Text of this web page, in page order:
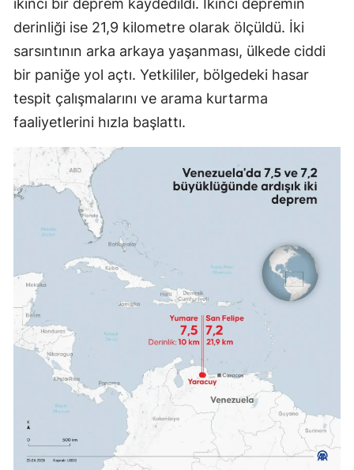
Malatya
Manisa
Mardin
Muş
Rize
Sakarya
Samsun
Siirt
ikinci bir deprem kaydedildi. İkinci depremin
derinliği ise 21,9 kilometre olarak ölçüldü. İki
sarsıntının arka arkaya yaşanması, ülkede ciddi
bir paniğe yol açtı. Yetkililer, bölgedeki hasar
tespit çalışmalarını ve arama kurtarma
faaliyetlerini hızla başlattı.